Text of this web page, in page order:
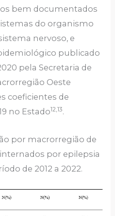
bem documentados
do organismo
nervoso, e
publicado
pela Secretaria de
Oeste
coeficientes de
no Estado12,13.
por macrorregião de
por epilepsia
de 2012 a 2022.